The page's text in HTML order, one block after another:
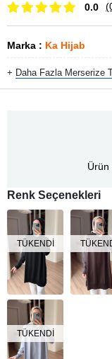
0.0
Marka : Ka Hijab
+ Daha Fazla Merserize
Ürün
Renk Seçenekleri
TÜKENDI
TÜKENDI